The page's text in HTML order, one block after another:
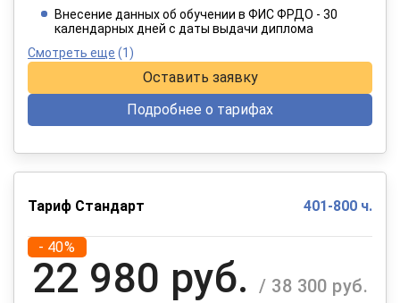
При оплате в рассрочку на 12 месяцев
Внесение данных об обучении в ФИС ФРДО - 30
календарных дней с даты выдачи диплома
Смотреть еще (1)
Оставить заявку
Подробнее о тарифах
Тариф Стандарт 401-800 ч.
- 40%
22 980 руб. / 38 300 руб.